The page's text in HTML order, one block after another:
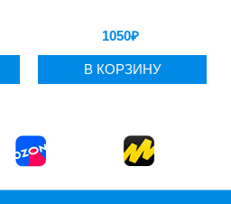
1050₽
В КОРЗИНУ